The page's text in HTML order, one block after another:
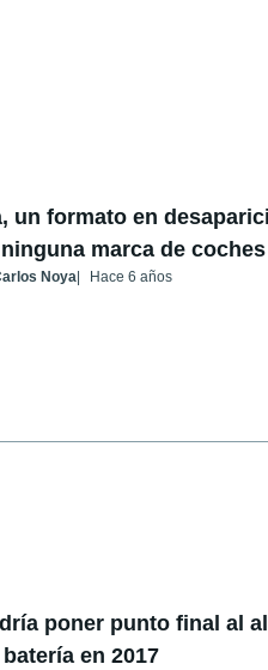
un formato en
marca de
Noya Hace 6 años
poner punto final al
batería en 2017